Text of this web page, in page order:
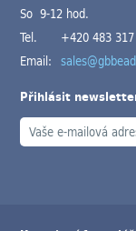
So 9-12 hod.
Tel.
+420 483
Email:
Přihlásit